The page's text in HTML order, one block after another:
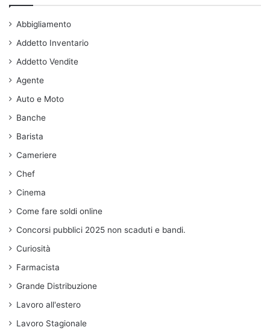
Abbigliamento
Addetto Inventario
Addetto Vendite
Agente
Auto e Moto
Banche
Barista
Cameriere
Chef
Cinema
Come fare soldi online
Concorsi pubblici 2025 non scaduti e bandi.
Curiosità
Farmacista
Grande Distribuzione
Lavoro all'estero
Lavoro Stagionale